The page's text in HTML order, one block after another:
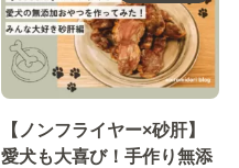
【ノンフライヤー×砂肝】
愛犬も大喜び！手作り無添